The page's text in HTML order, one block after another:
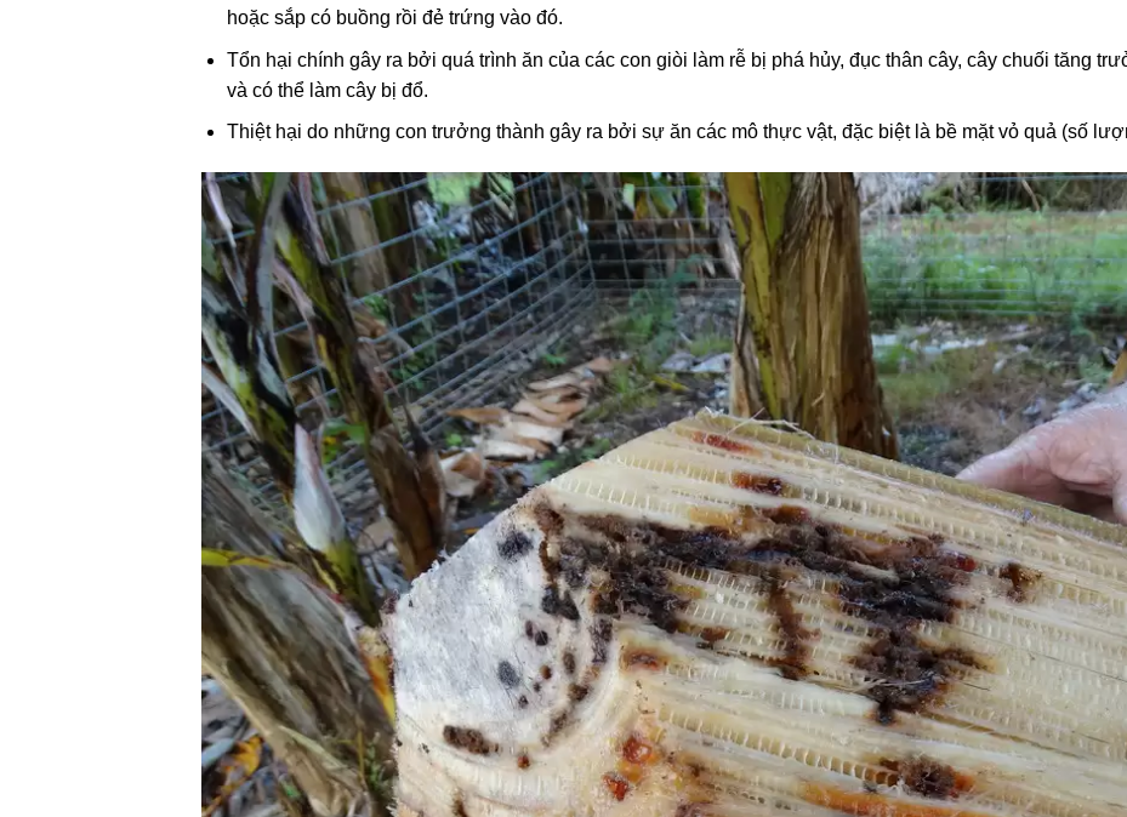
hoặc sắp có buồng rồi đẻ trứng vào đó.
Tổn hại chính gây ra bởi quá trình ăn của các con giòi làm rễ bị phá hủy, đục thân cây, cây chuối tăng
và có thể làm cây bị đổ.
Thiệt hại do những con trưởng thành gây ra bởi sự ăn các mô thực vật, đặc biệt là bề mặt vỏ quả (số